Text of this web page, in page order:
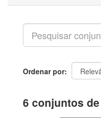
Ordenar por
6 conjuntos